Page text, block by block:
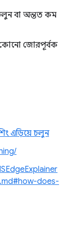
বা অন্তত কম
কোনো জোরপূর্বক
এড়িয়ে চলুন
does-